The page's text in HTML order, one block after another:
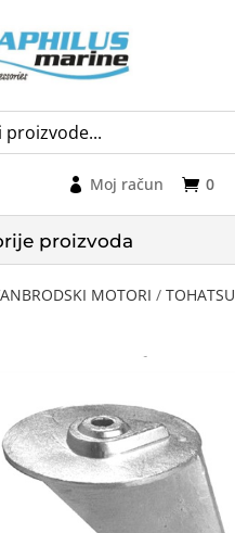
0
Moj račun
proizvoda
MOTORI /TOHATSU